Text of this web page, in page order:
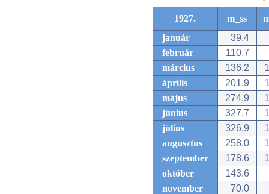
1927. m_ss
január
39.4
február
110.7
március
136.2
április
201.9
május
274.9
június
327.7
július
326.9
augusztus
258.0
szeptember
178.6
október
143.6
november
70.0